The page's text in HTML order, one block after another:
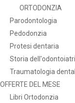
ORTODONZIA
Parodontologia
Pedodonzia
Protesi dentaria
Storia
Traumatologia
OFFERTE DEL MESE
Libri Ortodonzia